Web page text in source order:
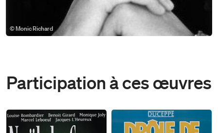
© Monic Richard
Participation à ces œuvres